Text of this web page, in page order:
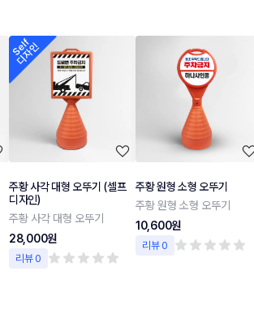
주황 사각 대형 오뚜기 (셀프
디자인)
주황 사각 대형 오뚜기
28,000원
리뷰 0
주황 원형 소형 오뚜기
주황 원형 소형 오뚜기
10,600원
리뷰 0